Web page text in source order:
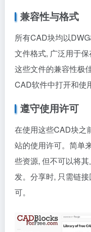
兼容性与格式
所有CAD块均以
文件格式, 广泛用于
这些文件的兼容性极
CAD软件中打开和使
遵守使用许可
在使用这些CAD块之
站的使用许可。简单
些资源, 但不可以将
发。分享时, 只需链
可。